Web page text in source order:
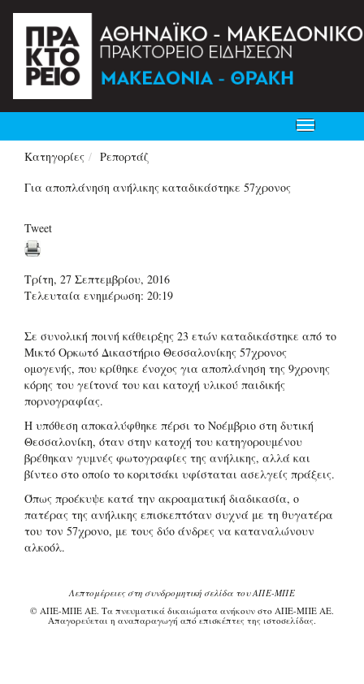
Toggle
navigation
Κατηγορίες
Ρεπορτάζ
Για αποπλάνηση ανήλικης καταδικάστηκε 57χρονος
Tweet
Τρίτη, 27 Σεπτεμβρίου, 2016
Τελευταία ενημέρωση: 20:19
Σε συνολική ποινή κάθειρξης 23 ετών καταδικάστηκε από το
Μικτό Ορκωτό Δικαστήριο Θεσσαλονίκης 57χρονος
ομογενής, που κρίθηκε ένοχος για αποπλάνηση της 9χρονης
κόρης του γείτονά του και κατοχή υλικού παιδικής
πορνογραφίας.
Η υπόθεση αποκαλύφθηκε πέρσι το Νοέμβριο στη δυτική
Θεσσαλονίκη, όταν στην κατοχή του κατηγορουμένου
βρέθηκαν γυμνές φωτογραφίες της ανήλικης, αλλά και
βίντεο στο οποίο το κοριτσάκι υφίσταται ασελγείς πράξεις.
Όπως προέκυψε κατά την ακροαματική διαδικασία, ο
πατέρας της ανήλικης επισκεπτόταν συχνά με τη θυγατέρα
του τον 57χρονο, με τους δύο άνδρες να καταναλώνουν
αλκοόλ.
Λεπτομέρειες στη συνδρομητική σελίδα του ΑΠΕ-ΜΠΕ
© ΑΠΕ-ΜΠΕ ΑΕ. Τα πνευματικά δικαιώματα ανήκουν στο ΑΠΕ-ΜΠΕ ΑΕ.
Απαγορεύεται η αναπαραγωγή από επισκέπτες της ιστοσελίδας.